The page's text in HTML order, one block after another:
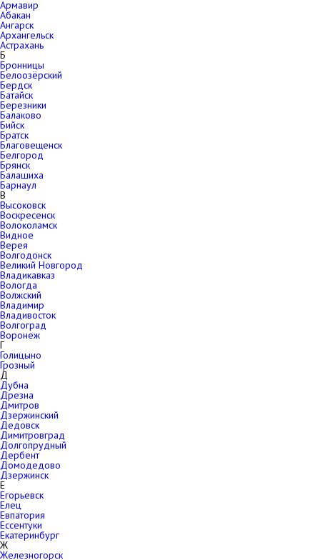
Армавир
Абакан
Ангарск
Архангельск
Астрахань
Б
Бронницы
Белоозёрский
Бердск
Батайск
Березники
Балаково
Бийск
Братск
Благовещенск
Белгород
Брянск
Балашиха
Барнаул
В
Высоковск
Воскресенск
Волоколамск
Видное
Верея
Волгодонск
Великий Новгород
Владикавказ
Вологда
Волжский
Владимир
Владивосток
Волгоград
Воронеж
Г
Голицыно
Грозный
Д
Дубна
Дрезна
Дмитров
Дзержинский
Дедовск
Димитровград
Долгопрудный
Дербент
Домодедово
Дзержинск
Е
Егорьевск
Елец
Евпатория
Ессентуки
Екатеринбург
Ж
Железногорск